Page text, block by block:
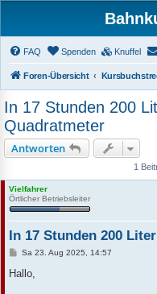
FAQ Spenden Knuffel
Foren-Übersicht
In 17 Stunden 200
Quadratmeter
Antworten
1
Vielfahrer
Örtlicher Betriebsleiter
In 17 Stunden 200
B
i
Sa 23. Aug 2025, 14:57
Hallo,